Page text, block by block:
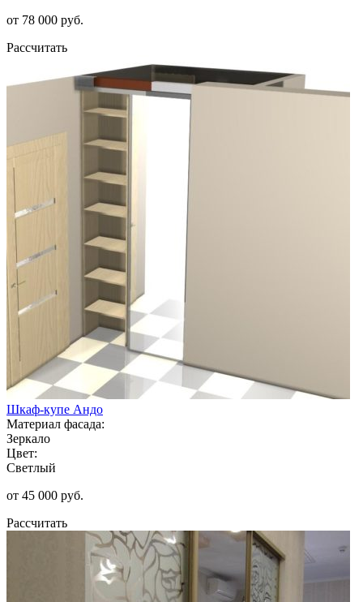
от 78 000 руб.
Рассчитать
Шкаф-купе Андо
Материал фасада:
Зеркало
Цвет:
Светлый
от 45 000 руб.
Рассчитать